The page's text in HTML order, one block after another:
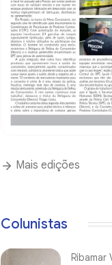
Mais edições
Colunistas
Ribamar